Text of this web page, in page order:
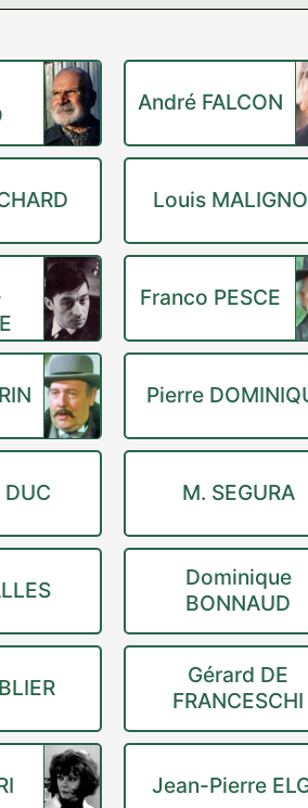
André FALCON
Louis
Franco PESCE
Pierre
M. SEGURA
Dominique
BONNAUD
Gérard DE
FRANCESCHI
Jean-Pierre